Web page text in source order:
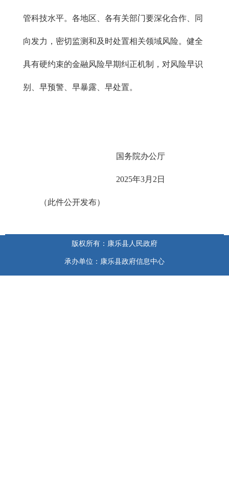
管科技水平。各地区、各有关部门要深化合作、同
向发力，密切监测和及时处置相关领域风险。健全
具有硬约束的金融风险早期纠正机制，对风险早识
别、早预警、早暴露、早处置。
国务院办公厅
2025年3月2日
（此件公开发布）
版权所有：康乐县人民政府
承办单位：康乐县政府信息中心